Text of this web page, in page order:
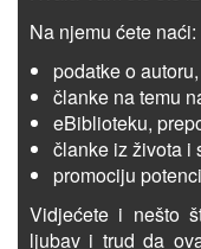
Na njemu ćete naći:
podatke o autoru,
članke na temu
eBiblioteku,
članke iz života i
promociju
Vidjećete i nešto
ljubav i trud da